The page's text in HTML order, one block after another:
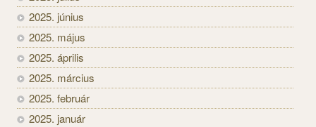
2025. június
2025. május
2025. április
2025. március
2025. február
2025. január